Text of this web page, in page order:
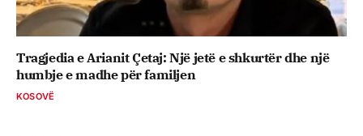
Tragjedia e Arianit Çetaj: Një jetë e shkurtër dhe një
humbje e madhe për familjen
KOSOVË